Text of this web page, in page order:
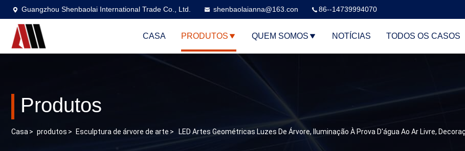
Guangzhou Shenbaolai International Trade Co., Ltd. shenbaolaianna@163.con 86--14739994070
CASA PRODUTOS QUEM SOMOS NOTÍCIAS TODOS OS CASOS
Produtos
Casa> produtos > Esculptura de árvore de arte > LED Artes Geométricas Luzes De Árvore, Iluminação À Prova D'água Ao Ar Livre,